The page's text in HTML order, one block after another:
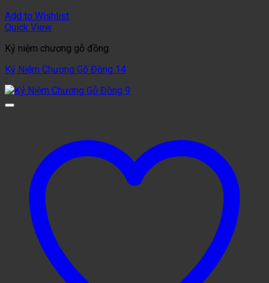
Add to Wishlist
Quick View
Kỷ niệm chương gỗ đồng
Kỷ Niệm Chương Gỗ Đồng 14